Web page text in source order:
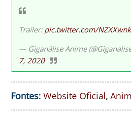
Trailer: pic.twitter.com/
— Giganálise Anime
7, 2020
Fontes: Website Oficial,